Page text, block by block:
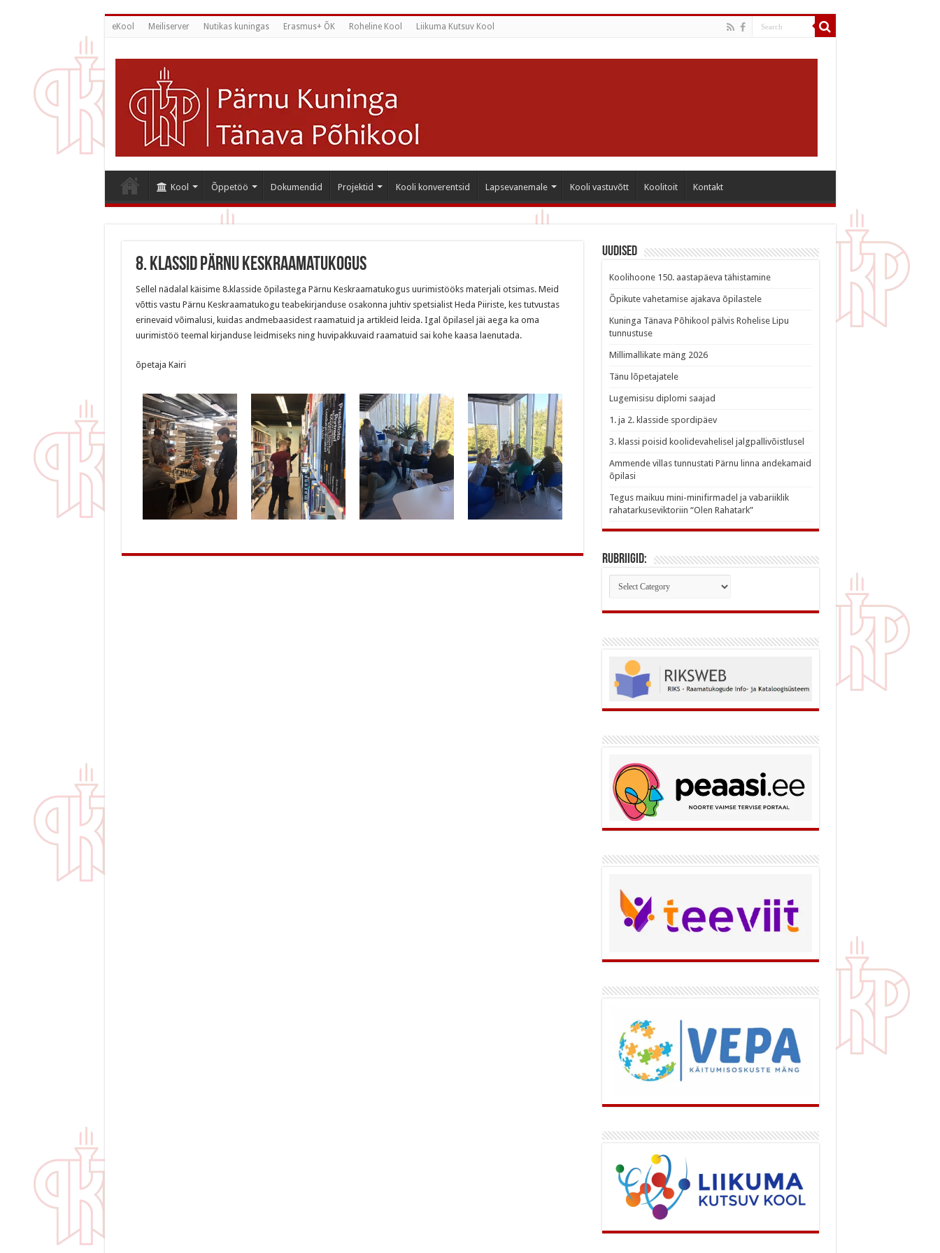
eKool Meiliserver Nutikas kuningas Erasmus+ ÕK Roheline Kool Liikuma Kutsuv Kool
Kool Õppetöö Dokumendid Projektid Kooli konverentsid Lapsevanemale Kooli vastuvõtt Koolitoit Kontakt
8. klassid Pärnu Keskraamatukogus
Sellel nädalal käisime 8.klasside õpilastega Pärnu Keskraamatukogus uurimistööks materjali otsimas. Meid
võttis vastu Pärnu Keskraamatukogu teabekirjanduse osakonna juhtiv spetsialist Heda Piiriste, kes tutvustas
erinevaid võimalusi, kuidas andmebaasidest raamatuid ja artikleid leida. Igal õpilasel jäi aega ka oma
uurimistöö teemal kirjanduse leidmiseks ning huvipakkuvaid raamatuid sai kohe kaasa laenutada.
õpetaja Kairi
Uudised
Koolihoone 150. aastapäeva tähistamine
Õpikute vahetamise ajakava õpilastele
Kuninga Tänava Põhikool pälvis Rohelise Lipu
tunnustuse
Millimallikate mäng 2026
Tänu lõpetajatele
Lugemisisu diplomi saajad
1. ja 2. klasside spordipäev
3. klassi poisid koolidevahelisel jalgpallivõistlusel
Ammende villas tunnustati Pärnu linna andekamaid
õpilasi
Tegus maikuu mini-minifirmadel ja vabariiklik
rahatarkuseviktoriin “Olen Rahatark”
Rubriigid:
Rubriigid: